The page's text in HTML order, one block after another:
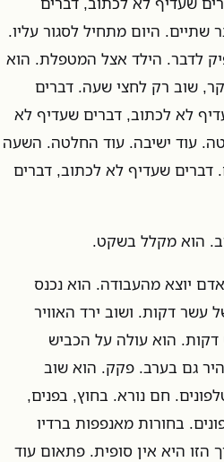
היום מתחיל לסגור עליו.
לדבר. הילד אצל המטפלת. הוא
שוב רק לחצי שעה. דברים
לא לכתוב, דברים שעדיף לא
עוד ישיבה. עוד החלטה. השעה
דברים שעדיף לא לכתוב, דברים
הוא מקלל בשקט.
יוצא מהעבודה. הוא נכנס
עשר דקות. ושוב ירד האוויר
דקות. הוא עולה על הכביש
גם בערב. פקק. הוא שוב
חם נורא. בחוץ, בפנים,
בחורות מאנפפות ברדיו
הזו היא אין סופית. פתאום עוד